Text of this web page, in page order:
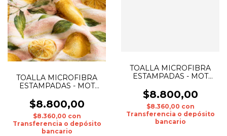
TOALLA MICROFIBRA
ESTAMPADAS - MOT
$8.800,00
$8.360,00 con
Transferencia o depósito
bancario
TOALLA MICROFIBRA
ESTAMPADAS - MOT
$8.800,00
$8.360,00 con
Transferencia o depósito
bancario